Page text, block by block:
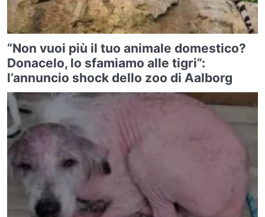
“Non vuoi più il tuo animale domestico?
Donacelo, lo sfamiamo alle tigri”:
l’annuncio shock dello zoo di Aalborg